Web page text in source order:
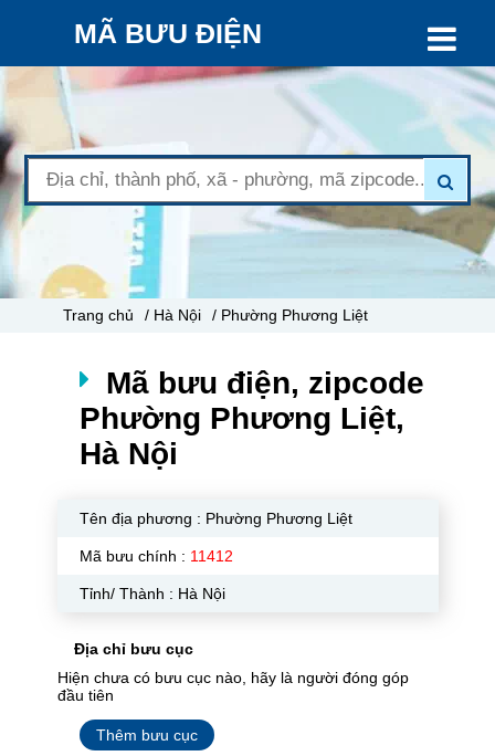
MÃ BƯU ĐIỆN
Trang chủ / Hà Nội / Phường Phương Liệt
Mã bưu điện, zipcode
Phường Phương Liệt,
Hà Nội
Tên địa phương : Phường Phương Liệt
Mã bưu chính : 11412
Tỉnh/ Thành : Hà Nội
Địa chỉ bưu cục
Hiện chưa có bưu cục nào, hãy là người đóng góp
đầu tiên
Thêm bưu cục